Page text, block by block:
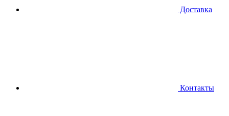
Доставка
Контакты